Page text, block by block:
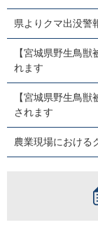
県よりクマ出没警
【宮城県野生鳥
れます
【宮城県野生鳥
されます
農業現場における